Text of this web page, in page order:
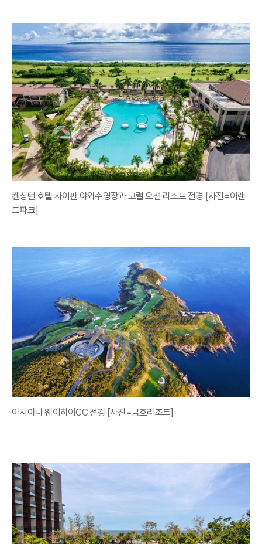
켄싱턴 호텔 사이판 야외수영장과 코럴 오션 리조트 전경 [사진=이랜
드파크]
아시아나 웨이하이CC 전경 [사진=금호리조트]